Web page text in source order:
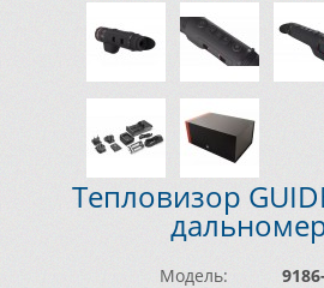
Тепловизор
Модель: